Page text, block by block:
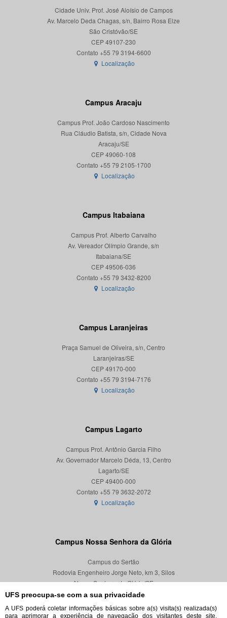
UFS preocupa-se com a sua privacidade
A UFS poderá coletar informações básicas sobre a(s) visita(s) realizada(s)
para aprimorar a experiência de navegação dos visitantes deste site,
Cidade Univ. Prof. José Aloísio de Campos
Av. Marcelo Deda Chagas, s/n, Bairro Rosa Elze
São Cristóvão/SE
CEP 49107-230
Localização
Campus Aracaju
Campus Prof. João Cardoso Nascimento
Rua Cláudio Batista, s/n, Cidade Nova
Aracaju/SE
CEP 49060-108
Localização
Campus Itabaiana
Campus Prof. Alberto Carvalho
Av. Vereador Olímpio Grande, s/n
Itabaiana/SE
CEP 49506-036
Localização
Campus Laranjeiras
Praça Samuel de Oliveira, s/n, Centro
Laranjeiras/SE
CEP 49170-000
Localização
Campus Lagarto
Campus Prof. Antônio Garcia Filho
Av. Governador Marcelo Déda, 13, Centro
Lagarto/SE
CEP 49400-000
Localização
Campus Nossa Senhora da Glória
Campus do Sertão
Rodovia Engenheiro Jorge Neto, km 3, Silos
Nossa Senhora da Glória/SE
CEP 49680-000
Localização